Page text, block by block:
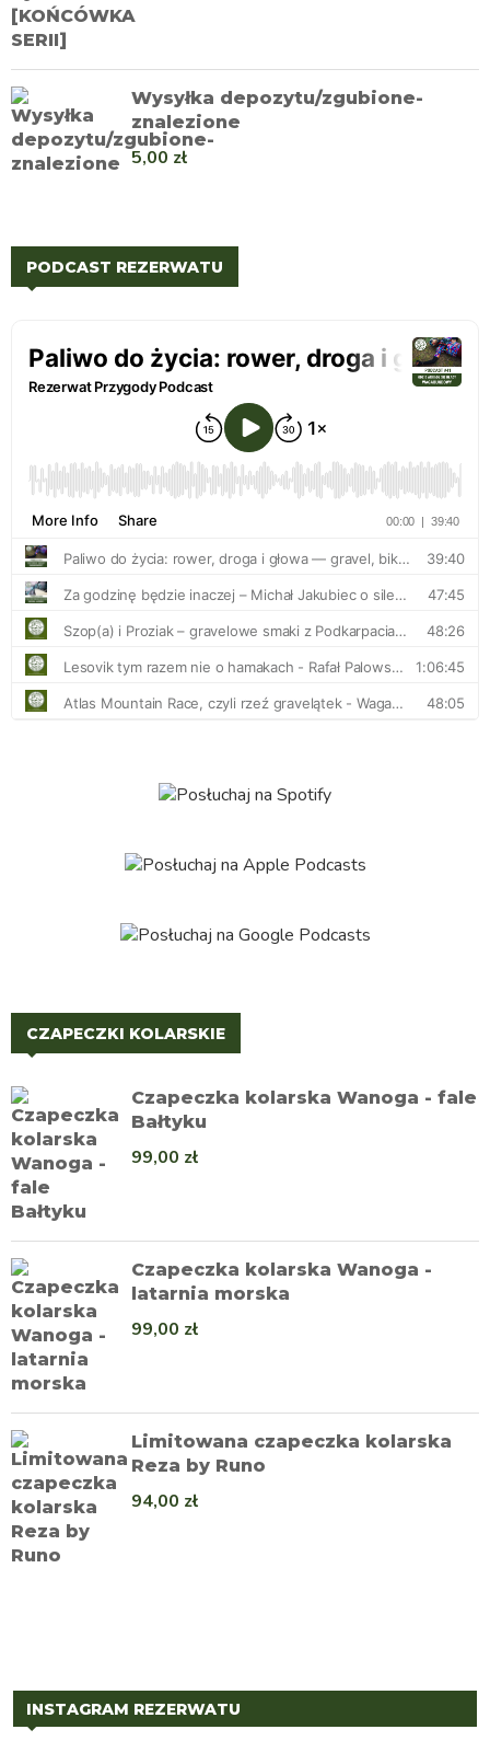
Wysyłka depozytu/zgubione-
znalezione
5,00 zł
PODCAST REZERWATU
CZAPECZKI KOLARSKIE
Czapeczka kolarska Wanoga - fale
Bałtyku
99,00 zł
Czapeczka kolarska Wanoga -
latarnia morska
99,00 zł
Limitowana czapeczka kolarska
Reza by Runo
94,00 zł
INSTAGRAM REZERWATU